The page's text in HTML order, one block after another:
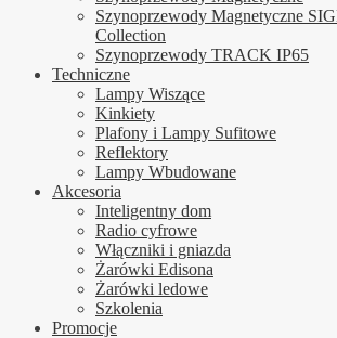
Szynoprzewody Magnetyczne
Collection
Szynoprzewody TRACK IP65
Techniczne
Lampy Wiszące
Kinkiety
Plafony i Lampy Sufitowe
Reflektory
Lampy Wbudowane
Akcesoria
Inteligentny dom
Radio cyfrowe
Włączniki i gniazda
Żarówki Edisona
Żarówki ledowe
Szkolenia
Promocje